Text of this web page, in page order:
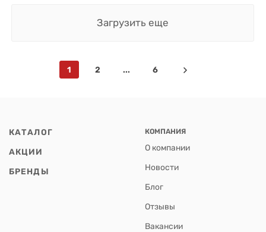
Загрузить еще
1 2 ... 6
КАТАЛОГ
АКЦИИ
БРЕНДЫ
КОМПАНИЯ
О компании
Новости
Блог
Отзывы
Вакансии